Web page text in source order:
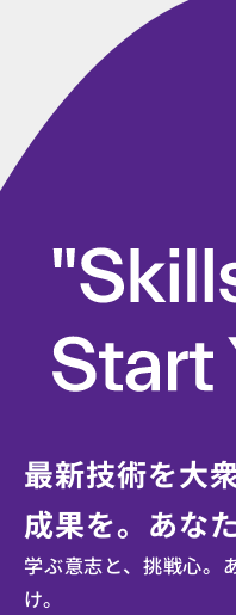
最新技術を大
成果を。 あな
学ぶ意志と、挑戦心。
け。